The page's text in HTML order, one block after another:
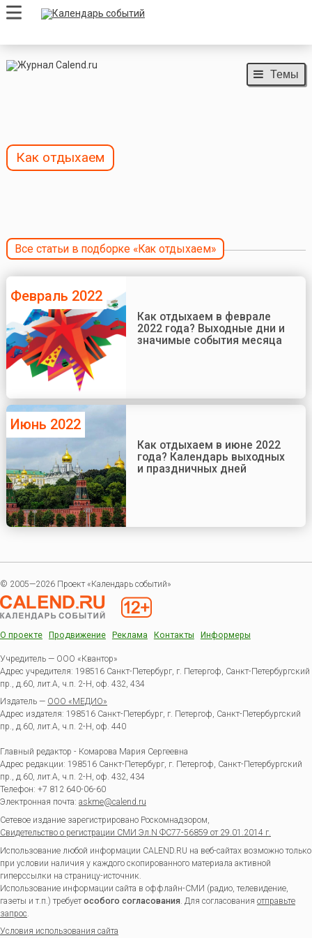
Темы
Как отдыхаем
Все статьи в подборке «Как отдыхаем»
Февраль 2022
Как отдыхаем в феврале
2022 года? Выходные дни и
значимые события месяца
Июнь 2022
Как отдыхаем в июне 2022
года? Календарь выходных
и праздничных дней
© 2005—2026 Проект «Календарь событий»
О проекте Продвижение Реклама Контакты Информеры
Учредитель — ООО «Квантор»
Адрес учредителя: 198516 Санкт-Петербург, г. Петергоф, Санкт-Петербургский
пр., д.60, лит.А, ч.п. 2-Н, оф. 432, 434
Издатель — ООО «МЕДИО»
Адрес издателя: 198516 Санкт-Петербург, г. Петергоф, Санкт-Петербургский
пр., д.60, лит.А, ч.п. 2-Н, оф. 440
Главный редактор - Комарова Мария Сергеевна
Адрес редакции: 198516 Санкт-Петербург, г. Петергоф, Санкт-Петербургский
пр., д.60, лит.А, ч.п. 2-Н, оф. 432, 434
Телефон: +7 812 640-06-60
Электронная почта: askme@calend.ru
Сетевое издание зарегистрировано Роскомнадзором,
Свидетельство о регистрации СМИ Эл.N ФС77-56859 от 29.01.2014 г.
Использование любой информации CALEND.RU на веб-сайтах возможно только
при условии наличия у каждого скопированного материала активной
гиперссылки на страницу-источник.
Использование информации сайта в оффлайн-СМИ (радио, телевидение,
газеты и т.п.) требуетособого согласования . Для согласования отправьте
запрос
Условия использования сайта